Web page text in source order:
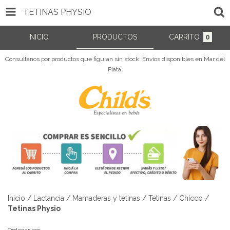
TETINAS PHYSIO
INICIO PRODUCTOS CARRITO 0
Consultanos por productos que figuran sin stock. Envíos disponibles en Mar del
Plata.
Inicio / Lactancia / Mamaderas y tetinas / Tetinas / Chicco /
Tetinas Physio